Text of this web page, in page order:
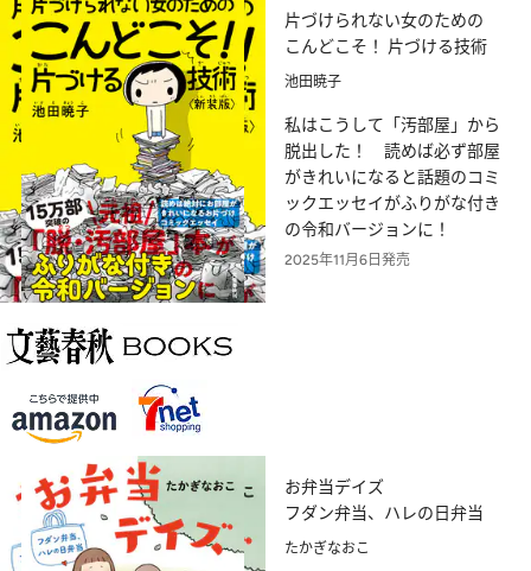
片づけられない女のための
こんどこそ！ 片づける技術
池田暁子
私はこうして「汚部屋」から
脱出した！ 読めば必ず部屋
がきれいになると話題のコミ
ックエッセイがふりがな付き
の令和バージョンに！
2025年11月6日発売
お弁当デイズ
フダン弁当、ハレの日弁当
たかぎなおこ